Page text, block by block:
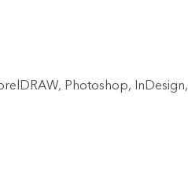
Photoshop, InDesign,